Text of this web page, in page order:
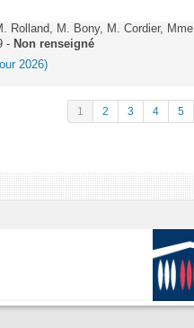
Rolland, M. Bony, M. Cordier,
- Non renseigné
2026)
1 2 3 4 5